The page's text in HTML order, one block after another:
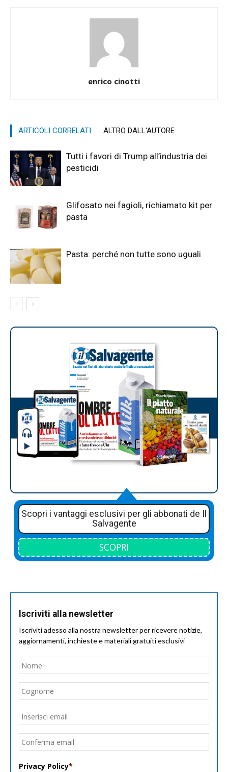
enrico cinotti
ARTICOLI CORRELATI ALTRO DALL'AUTORE
Tutti i favori di Trump all’industria dei
pesticidi
Glifosato nei fagioli, richiamato kit per
pasta
Pasta: perché non tutte sono uguali
Scopri i vantaggi esclusivi per gli abbonati de Il
Salvagente
SCOPRI
Iscriviti alla newsletter
Iscriviti adesso alla nostra newsletter per ricevere notizie,
aggiornamenti, inchieste e materiali gratuiti esclusivi
Nome
Email
Privacy Policy*